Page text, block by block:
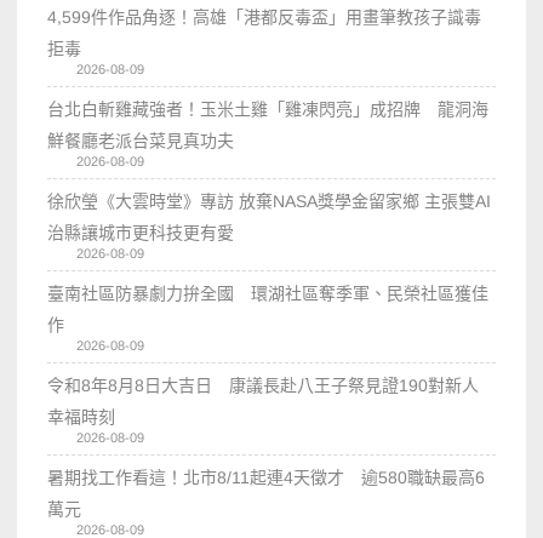
4,599件作品角逐！高雄「港都反毒盃」用畫筆教孩子識毒
拒毒
2026-08-09
台北白斬雞藏強者！玉米土雞「雞凍閃亮」成招牌 龍洞海
鮮餐廳老派台菜見真功夫
2026-08-09
徐欣瑩《大雲時堂》專訪 放棄NASA獎學金留家鄉 主張雙AI
治縣讓城市更科技更有愛
2026-08-09
臺南社區防暴劇力拚全國 環湖社區奪季軍、民榮社區獲佳
作
2026-08-09
令和8年8月8日大吉日 康議長赴八王子祭見證190對新人
幸福時刻
2026-08-09
暑期找工作看這！北市8/11起連4天徵才 逾580職缺最高6
萬元
2026-08-09